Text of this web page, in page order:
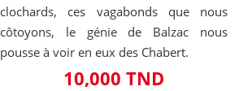
clochards, ces vagabonds que nous
côtoyons, le génie de Balzac nous
pousse à voir en eux des Chabert.
10,000 TND